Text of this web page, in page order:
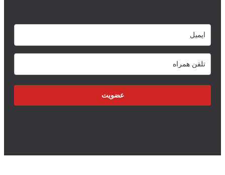
عضویت